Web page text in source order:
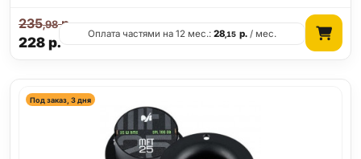
228р.
235,98р.
Оплата частями на 12 мес.:28,15 р./ мес.
Под заказ, 3 дня